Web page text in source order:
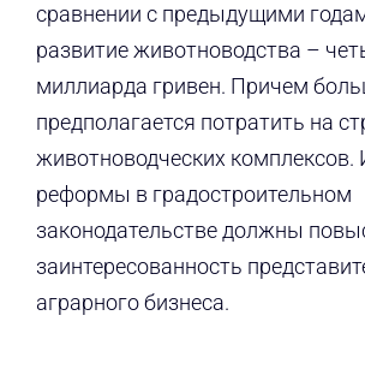
сравнении с предыдущими
развитие животноводства –
миллиарда гривен. Причем
предполагается потратить на
животноводческих комплексов.
реформы в градостроительном
законодательстве должны
заинтересованность
аграрного бизнеса.